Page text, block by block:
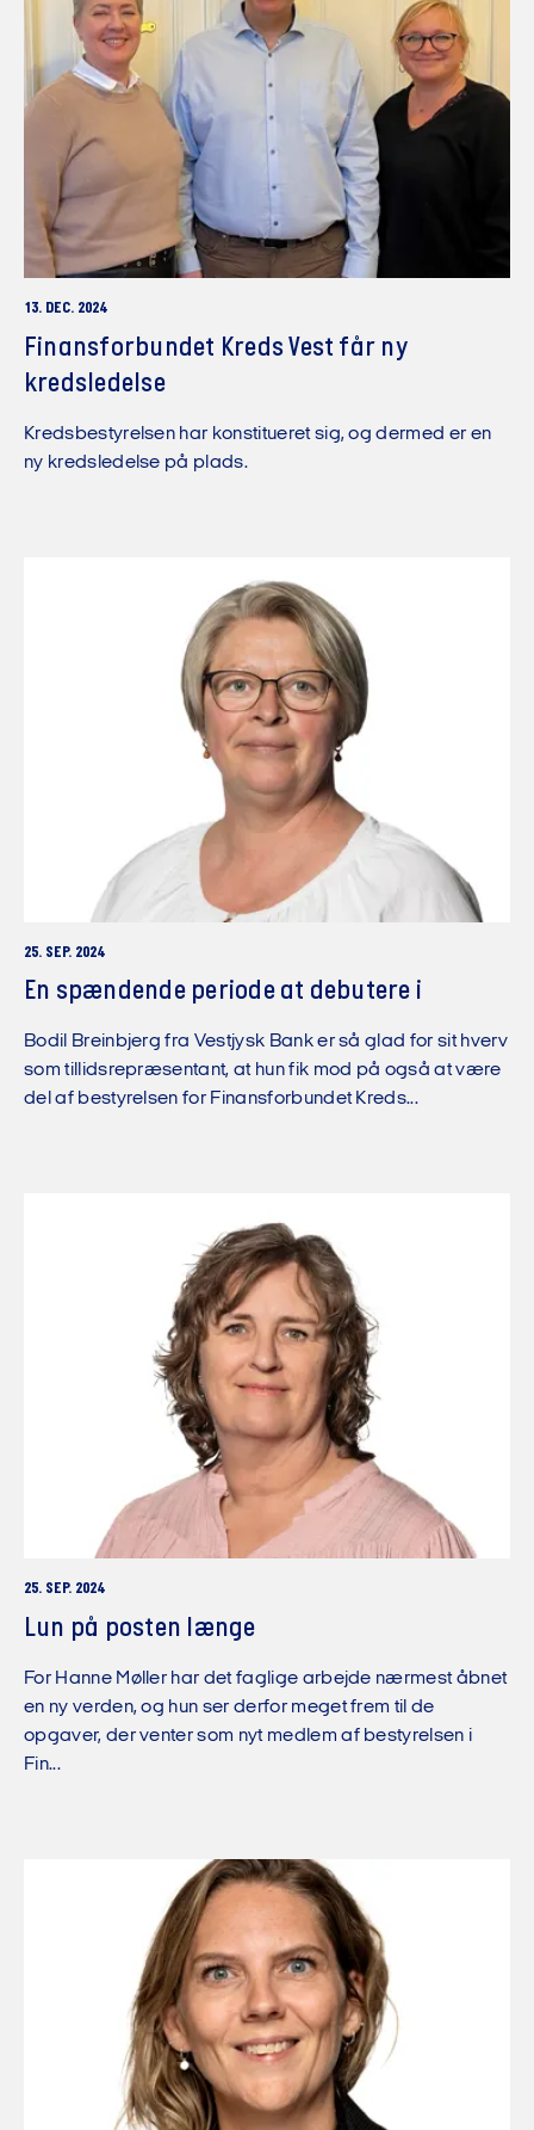
13. DEC. 2024
Finansforbundet Kreds Vest får ny
kredsledelse
Kredsbestyrelsen har konstitueret sig, og dermed er en
ny kredsledelse på plads.
25. SEP. 2024
En spændende periode at debutere i
Bodil Breinbjerg fra Vestjysk Bank er så glad for sit hverv
som tillidsrepræsentant, at hun fik mod på også at være
del af bestyrelsen for Finansforbundet Kreds...
25. SEP. 2024
Lun på posten længe
For Hanne Møller har det faglige arbejde nærmest åbnet
en ny verden, og hun ser derfor meget frem til de
opgaver, der venter som nyt medlem af bestyrelsen i
Fin...